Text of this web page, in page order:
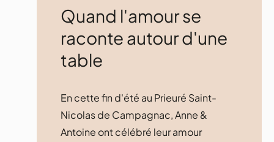
Quand l'amour se
raconte autour d'une
table
En cette fin d'été au Prieuré Saint-
Nicolas de Campagnac, Anne &
Antoine ont célébré leur amour